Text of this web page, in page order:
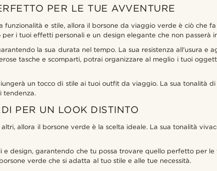
PER LE TUE AVVENTURE
funzionalità e stile, allora il borsone da viaggio verde è ciò che
i tuoi effetti personali e un design elegante che non passerà
la sua durata nel tempo. La sua resistenza all'usura e
tasche e scomparti, potrai organizzare al meglio i tuoi
un tocco di stile ai tuoi outfit da viaggio. La sua tonalità
tendenza.
PER UN LOOK DISTINTO
allora il borsone verde è la scelta ideale. La sua tonalità
design, garantendo che tu possa trovare quello perfetto per
verde che si adatta al tuo stile e alle tue necessità.